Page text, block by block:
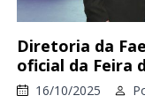
Diretoria da
oficial da Feira
16/10/2025